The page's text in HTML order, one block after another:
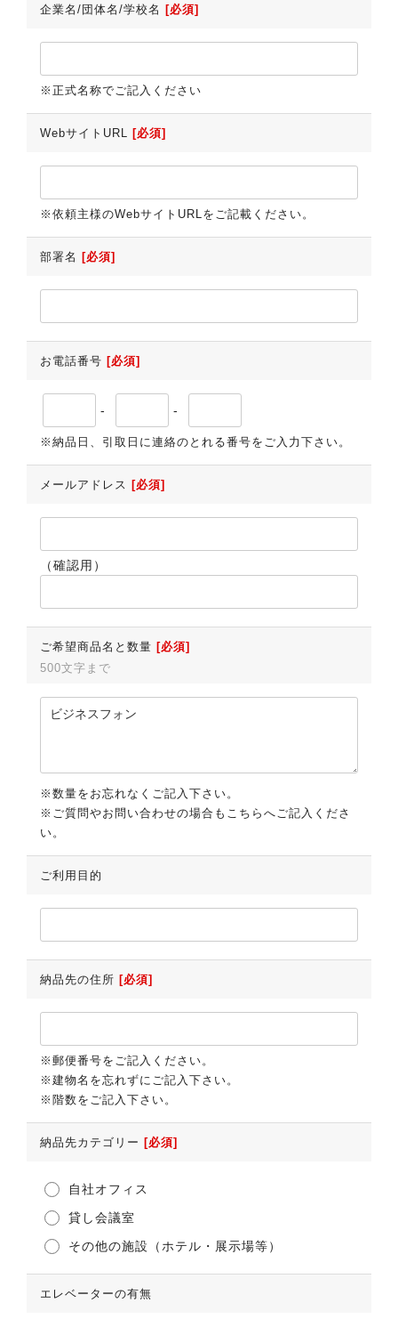
企業名/団体名/学校名 [必須]
※正式名称でご記入ください
WebサイトURL [必須]
※依頼主様のWebサイトURLをご記載ください。
部署名 [必須]
お電話番号 [必須]
- -
※納品日、引取日に連絡のとれる番号をご入力下さい。
メールアドレス [必須]
（確認用）
ご希望商品名と数量 [必須]
500文字まで
※数量をお忘れなくご記入下さい。
※ご質問やお問い合わせの場合もこちらへご記入くださ
い。
ご利用目的
納品先の住所 [必須]
※郵便番号をご記入ください。
※建物名を忘れずにご記入下さい。
※階数をご記入下さい。
納品先カテゴリー [必須]
自社オフィス
貸し会議室
その他の施設（ホテル・展示場等）
エレベーターの有無